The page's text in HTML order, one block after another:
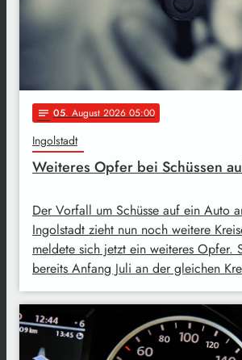
notes 05. August 2026 05:00
Ingolstadt
Weiteres Opfer bei Schüssen
Der Vorfall um Schüsse auf ein Auto
Ingolstadt zieht nun noch weitere
meldete sich jetzt ein weiteres Opfer.
bereits Anfang Juli an der gleichen